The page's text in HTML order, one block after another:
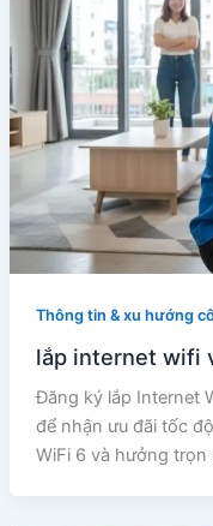
Thông tin & xu hướng
lắp internet wifi
Đăng ký lắp Internet
để nhận ưu đãi tốc
WiFi 6 và hưởng trọn